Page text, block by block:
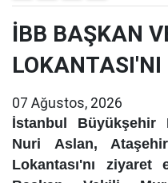
İBB BAŞKAN
07 Ağustos, 2026
İstanbul Büyükşehir
Nuri Aslan,
Lokantası'nı ziyaret